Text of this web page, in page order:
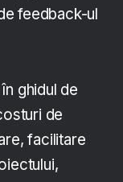
feedback-ul
ghidul de
de
facilitare